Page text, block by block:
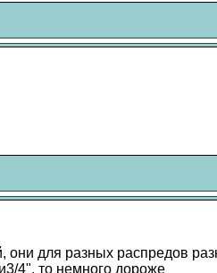
для разных распредов
4", то немного дороже